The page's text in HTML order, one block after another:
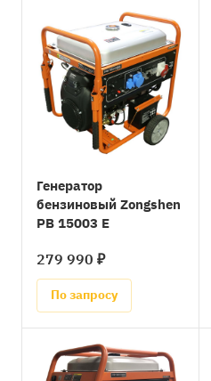
Генератор
бензиновый Zongshen
PB 15003 E
279 990 ₽
По запросу